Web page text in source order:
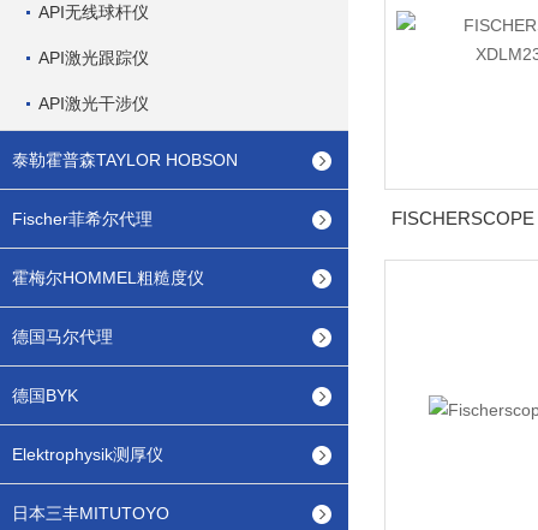
API无线球杆仪
API激光跟踪仪
API激光干涉仪
泰勒霍普森TAYLOR HOBSON
Fischer菲希尔代理
霍梅尔HOMMEL粗糙度仪
德国马尔代理
德国BYK
Elektrophysik测厚仪
日本三丰MITUTOYO